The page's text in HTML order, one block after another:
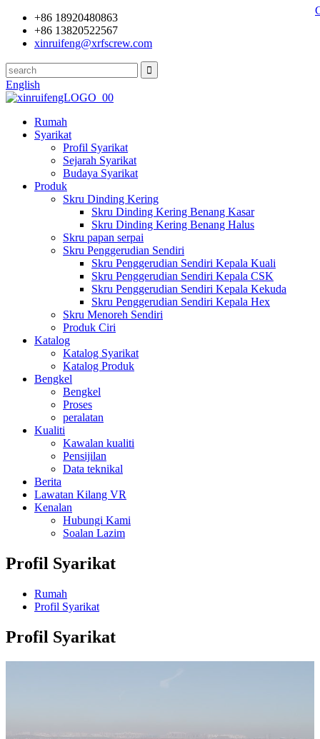
+86 18920480863
+86 13820522567
xinruifeng@xrfscrew.com
English
Rumah
Syarikat
Profil Syarikat
Sejarah Syarikat
Budaya Syarikat
Produk
Skru Dinding Kering
Skru Dinding Kering Benang Kasar
Skru Dinding Kering Benang Halus
Skru papan serpai
Skru Penggerudian Sendiri
Skru Penggerudian Sendiri Kepala Kuali
Skru Penggerudian Sendiri Kepala CSK
Skru Penggerudian Sendiri Kepala Kekuda
Skru Penggerudian Sendiri Kepala Hex
Skru Menoreh Sendiri
Produk Ciri
Katalog
Katalog Syarikat
Katalog Produk
Bengkel
Bengkel
Proses
peralatan
Kualiti
Kawalan kualiti
Pensijilan
Data teknikal
Berita
Lawatan Kilang VR
Kenalan
Hubungi Kami
Soalan Lazim
Profil Syarikat
Rumah
Profil Syarikat
Profil Syarikat